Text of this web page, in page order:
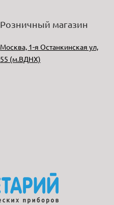
Розничный магазин
Москва, 1-я Останкинская ул,
55 (м.ВДНХ)